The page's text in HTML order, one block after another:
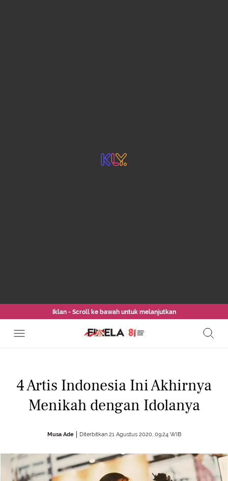
Iklan - Scroll ke bawah untuk melanjutkan
4 Artis Indonesia Ini Akhirnya
Menikah dengan Idolanya
Musa Ade Diterbitkan 21 Agustus 2020, 09:24 WIB